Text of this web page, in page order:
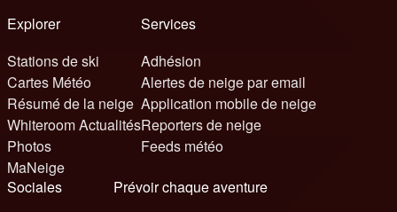
Explorer
Stations de ski
Cartes Météo
Résumé de la neige
Whiteroom Actualités
Photos
MaNeige
Services
Adhésion
Alertes de neige par email
Application mobile de neige
Reporters de neige
Feeds météo
Sociales
Prévoir chaque aventure